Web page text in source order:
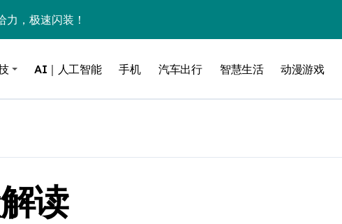
，极速闪装！
三大利好连夜引爆
个比亚迪——中国车企该醒醒了
室、网络瘫了，微软这次真急了
进，但鼠标操控才是真·杀手锏？
续“垂帘听政”？
AI｜人工智能 手机 汽车出行 智慧生活 动漫游戏
读